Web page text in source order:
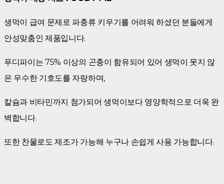
생먹이 급여 문제로 파충류 키우기를 어려워 하셨던 분들에게
안성맞춤인 제품입니다.
푸디파이는 75% 이상의 곤충이 함유되어 있어 생먹이 못지 않
은 우수한 기호도를 자랑하며,
칼슘과 비타민까지 첨가되어 생먹이보다 영양학적으로 더욱 완
벽합니다.
또한 찬물로도 제조가 가능해 누구나 손쉽게 사용 가능합니다.